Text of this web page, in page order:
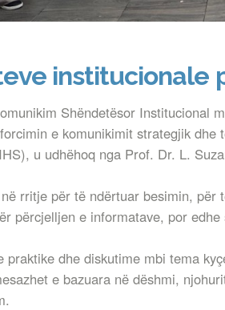
Shëndetësor Institucional
e komunikimit strategjik
u udhëhoq nga Prof. Dr. L.
rritje për të ndërtuar besimin,
përcjelljen e informatave, por
dhe diskutime mbi tema
e bazuara në dëshmi,